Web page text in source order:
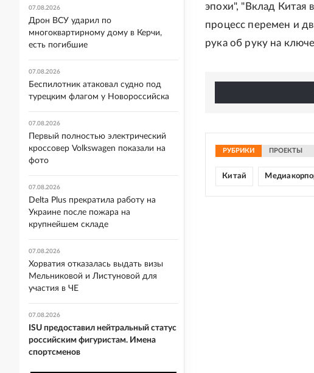
эпохи", "Вклад Китая
процесс перемен и
рука об руку на
РУБРИКИ ПРОЕКТЫ
Китай
07.08.2026
Дрон ВСУ ударил по
многоквартирному дому в Керчи,
есть погибшие
07.08.2026
Беспилотник атаковал судно под
турецким флагом у Новороссийска
07.08.2026
Первый полностью электрический
кроссовер Volkswagen показали на
фото
07.08.2026
Delta Plus прекратила работу на
Украине после пожара на
крупнейшем складе
07.08.2026
Хорватия отказалась выдать визы
Мельниковой и Листуновой для
участия в ЧЕ
07.08.2026
ISU предоставил нейтральный статус
российским фигуристам. Имена
спортсменов